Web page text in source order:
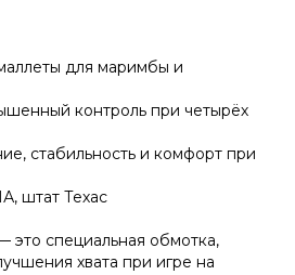
для маримбы и
контроль при четырёх
стабильность и комфорт при
штат Техас
это специальная обмотка,
хвата при игре на